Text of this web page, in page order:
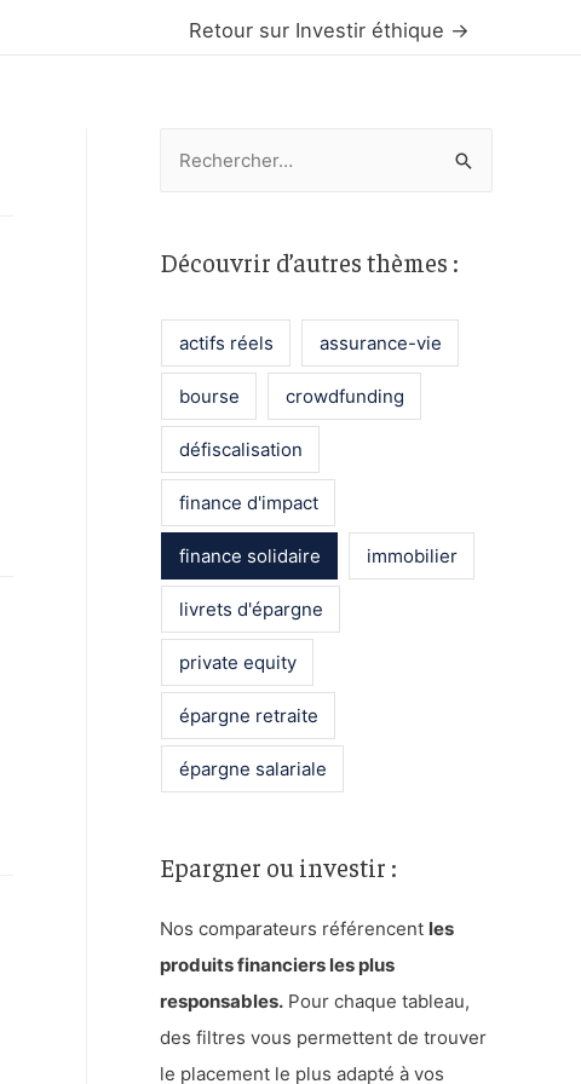
Retour sur Investir éthique →
h
r
c
e
r
Découvrir d’autres thèmes :
actifs réels assurance-vie
bourse crowdfunding
défiscalisation
finance d'impact
finance solidaire immobilier
livrets d'épargne
private equity
épargne retraite
épargne salariale
Epargner ou investir :
Nos comparateurs référencent les
produits financiers les plus
responsables. Pour chaque tableau,
des filtres vous permettent de trouver
le placement le plus adapté à vos